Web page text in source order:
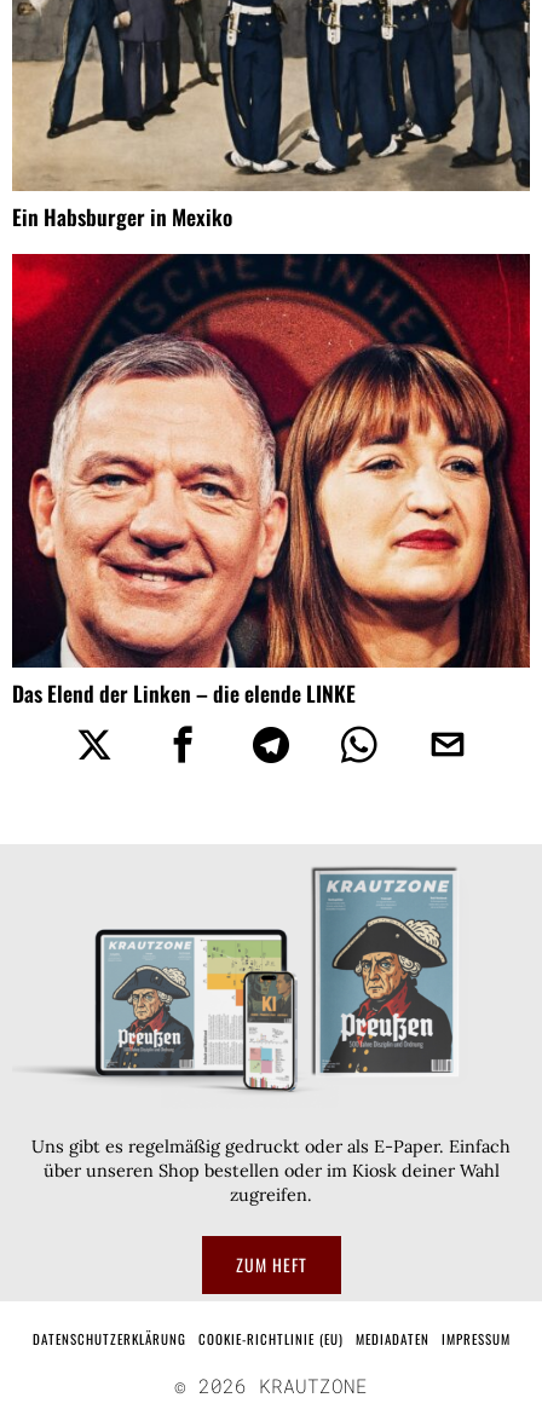
Ein Habsburger in Mexiko
Das Elend der Linken – die elende LINKE
Uns gibt es regelmäßig gedruckt oder als E-Paper. Einfach
über unseren Shop bestellen oder im Kiosk deiner Wahl
zugreifen.
ZUM HEFT
DATENSCHUTZERKLÄRUNG COOKIE-RICHTLINIE (EU) MEDIADATEN IMPRESSUM
© 2026 KRAUTZONE